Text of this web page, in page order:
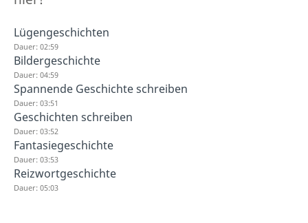
Lügengeschichten
Dauer: 02:59
Bildergeschichte
Dauer: 04:59
Spannende Geschichte schreiben
Dauer: 03:51
Geschichten schreiben
Dauer: 03:52
Fantasiegeschichte
Dauer: 03:53
Reizwortgeschichte
Dauer: 05:03